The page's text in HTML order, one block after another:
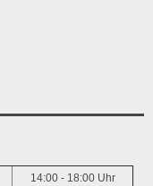
14:00 - 18:00 Uhr